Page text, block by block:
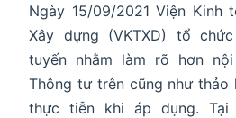
Ngày 15/09/2021 Viện Kinh
Xây dựng (VKTXD) tổ
tuyến nhằm làm rõ hơn
Thông tư trên cũng như thảo
thực tiễn khi áp dụng. Tại